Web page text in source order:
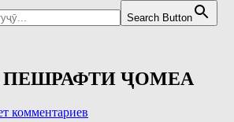
Search Button
ПЕШРАФТИ ҶОМЕА
комментариев